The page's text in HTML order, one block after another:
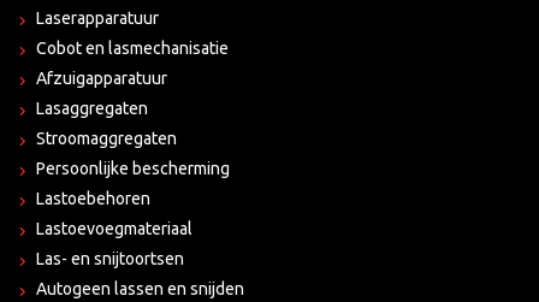
Laserapparatuur
Cobot en lasmechanisatie
Afzuigapparatuur
Lasaggregaten
Stroomaggregaten
Persoonlijke bescherming
Lastoebehoren
Lastoevoegmateriaal
Las- en snijtoortsen
Autogeen lassen en snijden